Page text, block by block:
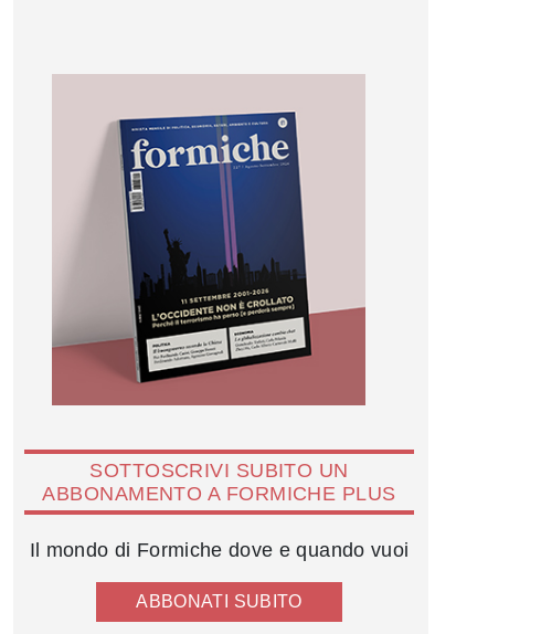
SOTTOSCRIVI SUBITO UN
ABBONAMENTO A FORMICHE PLUS
Il mondo di Formiche dove e quando vuoi
ABBONATI SUBITO